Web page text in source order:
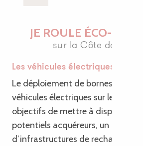
JE ROULE ÉCO-
sur la Côte de
Les véhicules électriques
Le déploiement de bornes de
véhicules électriques sur le
objectifs de mettre à disposition
potentiels acquéreurs, un premier
d’infrastructures de recharge; de